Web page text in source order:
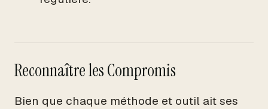
Reconnaître les Compromis
Bien que chaque méthode et outil ait ses